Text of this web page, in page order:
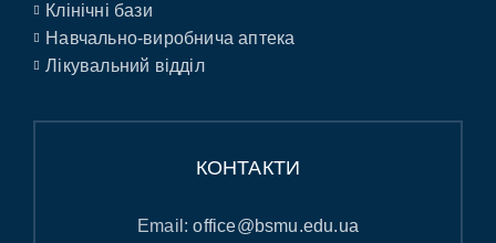
Клінічні бази
Навчально-виробнича аптека
Лікувальний відділ
КОНТАКТИ
Email:office@bsmu.edu.ua